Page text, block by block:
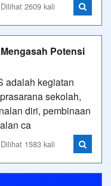
2609 kali
Potensi
adalah kegiatan
sekolah,
diri, pembinaan
ca
1583 kali